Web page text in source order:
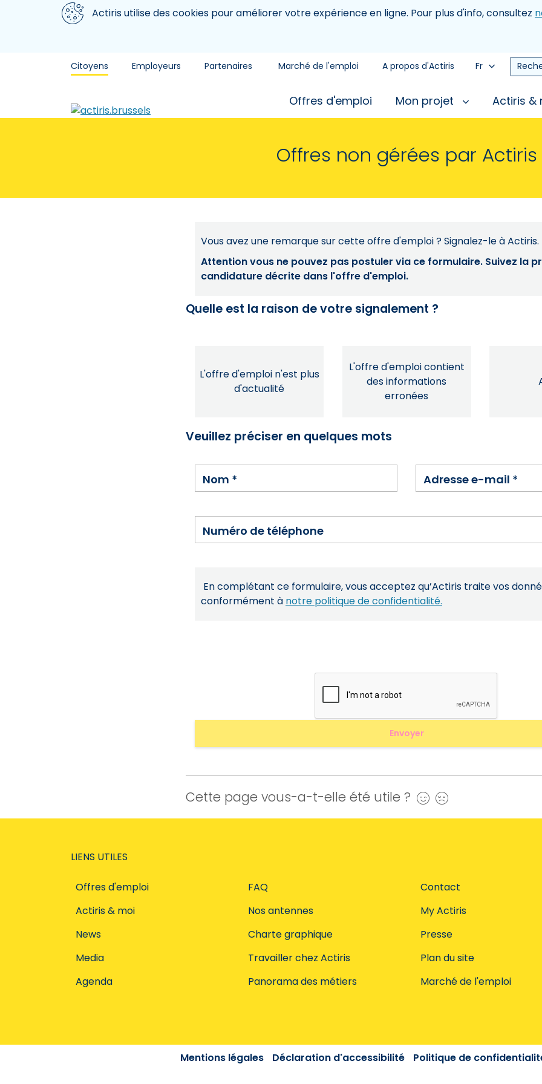
Aller au contenu principal
Nous utilisons des cookiesActiris utilise des cookies pour améliorer votre expérience en ligne. Pour plus d'info, consultez
Citoyens Employeurs Partenaires Marché de l'emploi A propos d'Actiris Fr
Offres d'emploi Mon projet Actiris
Offres non gérées par Actiris
Vous avez une remarque sur cette offre d'emploi ? Signalez-le à Actiris.
Attention vous ne pouvez pas postuler via ce formulaire. Suivez la
candidature décrite dans l'offre d'emploi.
Quelle est la raison de votre signalement ?
L'offre d'emploi n'est plus
d'actualité
L'offre d'emploi contient
des informations
erronées
Veuillez préciser en quelques mots
Nom * Adresse e-mail *
Numéro de téléphone
En complétant ce formulaire, vous acceptez qu’Actiris traite vos
conformément à notre politique de confidentialité.
Cette page vous-a-t-elle été utile ? Oui
LIENS UTILES
Offres d'emploi
Actiris & moi
News
Media
Agenda
FAQ
Nos antennes
Charte graphique
Travailler chez Actiris
Panorama des métiers
Contact
My Actiris
Presse
Plan du site
Marché de l'emploi
Mentions légales Déclaration d'accessibilité Politique de